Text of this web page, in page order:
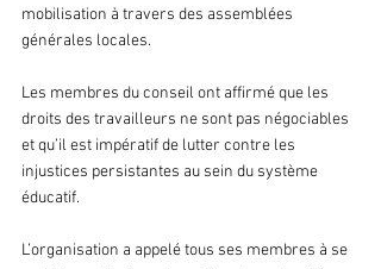
mobilisation à travers des assemblées
générales locales.
Les membres du conseil ont affirmé que les
droits des travailleurs ne sont pas négociables
et qu’il est impératif de lutter contre les
injustices persistantes au sein du système
éducatif.
L’organisation a appelé tous ses membres à se